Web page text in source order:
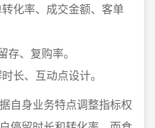
化率、成交金额、客单
、复购率。
长、互动点设计。
自身业务特点调整指标权